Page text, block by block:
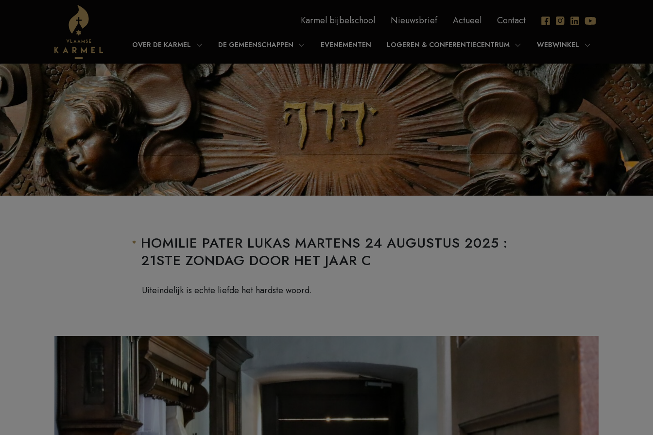
Karmel bijbelschool Nieuwsbrief Actueel Contact
OVER DE KARMEL DE GEMEENSCHAPPEN EVENEMENTEN LOGEREN & CONFERENTIECENTRUM WEBWINKEL
HOMILIE PATER LUKAS MARTENS 24 AUGUSTUS 2025 :
21STE ZONDAG DOOR HET JAAR C
Uiteindelijk is echte liefde het hardste woord.